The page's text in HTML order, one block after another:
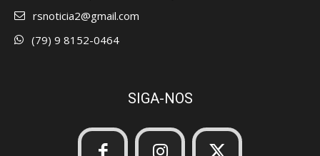
rsnoticia2@gmail.com
(79) 9 8152-0464
SIGA-NOS